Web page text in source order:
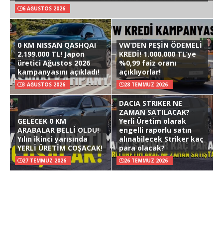
6 AĞUSTOS 2026
0 KM NISSAN QASHQAI
2.199.000 TL! Japon
üretici Ağustos 2026
kampanyasını açıkladı!
3 AĞUSTOS 2026
VW’DEN PEŞİN ÖDEMELİ
KREDİ! 1.000.000 TL’ye
%0,99 faiz oranı
açıklıyorlar!
28 TEMMUZ 2026
GELECEK 0 KM
ARABALAR BELLİ OLDU!
Yılın ikinci yarısında
YERLİ ÜRETİM COŞACAK!
27 TEMMUZ 2026
DACIA STRIKER NE
ZAMAN SATILACAK?
Yerli Üretim olarak
engelli raporlu satın
alınabilecek Striker kaç
para olacak?
26 TEMMUZ 2026